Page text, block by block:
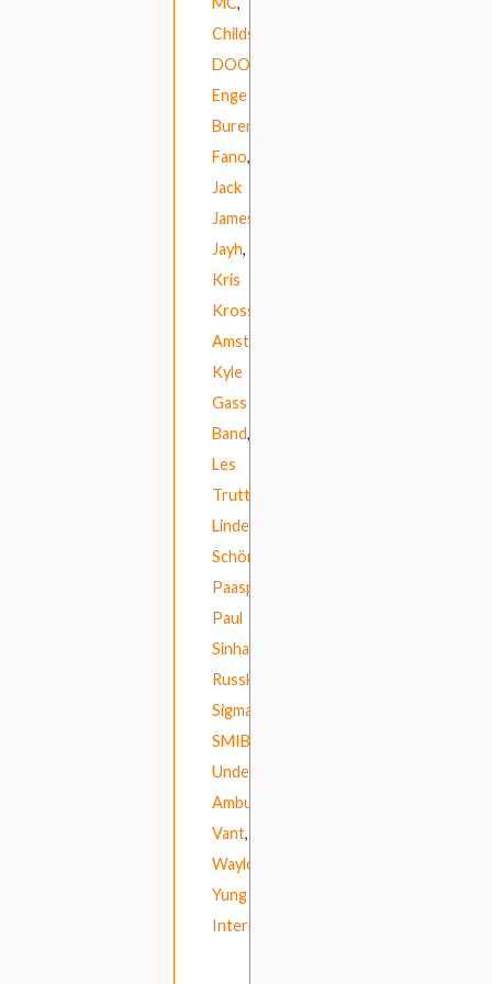
Childsplay
DOOL
Enge
Buren
Fano,
Jack
Jameson
Jayh,
Kris
Kross
Amsterdam
Kyle
Gass
Band,
Les
Truttes
Linde
Schöne
Paaspop
Paul
Sinha
Russkaja
Sigma
SMIB
Undeclinable
Ambuscade
Vant,
Waylon
Yung
Internet